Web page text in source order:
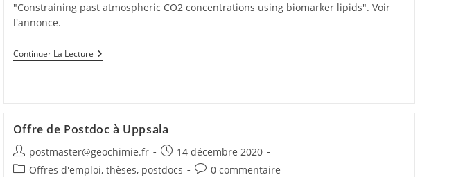
"Constraining past atmospheric CO2 concentrations using biomarker lipids". Voir
l'annonce.
Continuer La Lecture
Offre de Postdoc à Uppsala
postmaster@geochimie.fr
14 décembre 2020
Offres d'emploi, thèses, postdocs
0 commentaire